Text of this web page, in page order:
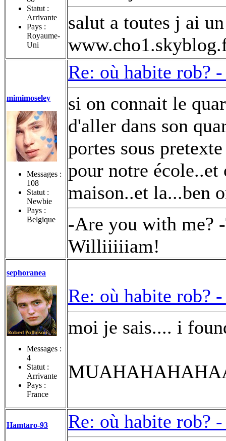
Statut :
Arrivante
Pays :
Royaume-
Uni
salut a toutes j ai
mimimoseley
Messages :
108
Statut :
Newbie
Pays :
Belgique
Re: où habite rob?
si on connait le
d'aller dans son
portes sous
pour notre
maison..et la...ben
-Are you with me?
Williiiiiam!
sephoranea
Messages :
4
Statut :
Arrivante
Pays :
France
Re: où habite rob?
moi je sais.... i
Hamtaro-93
Re: où habite rob?